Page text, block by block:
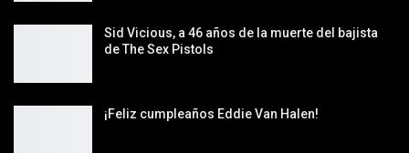
Sid Vicious, a 46 años de la muerte del bajista
de The Sex Pistols
¡Feliz cumpleaños Eddie Van Halen!